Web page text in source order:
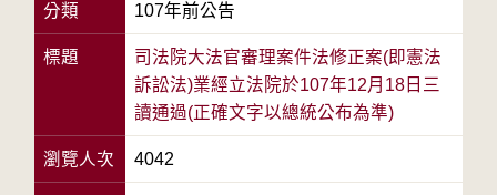
分類 107年前公告
標題
司法院大法官審理案件法修正案(即憲法
訴訟法)業經立法院於107年12月18日三
讀通過(正確文字以總統公布為準)
瀏覽人次 4042